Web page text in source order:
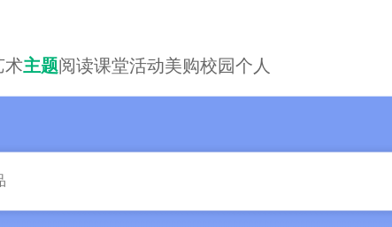
术主题阅读课堂活动美购校园个人